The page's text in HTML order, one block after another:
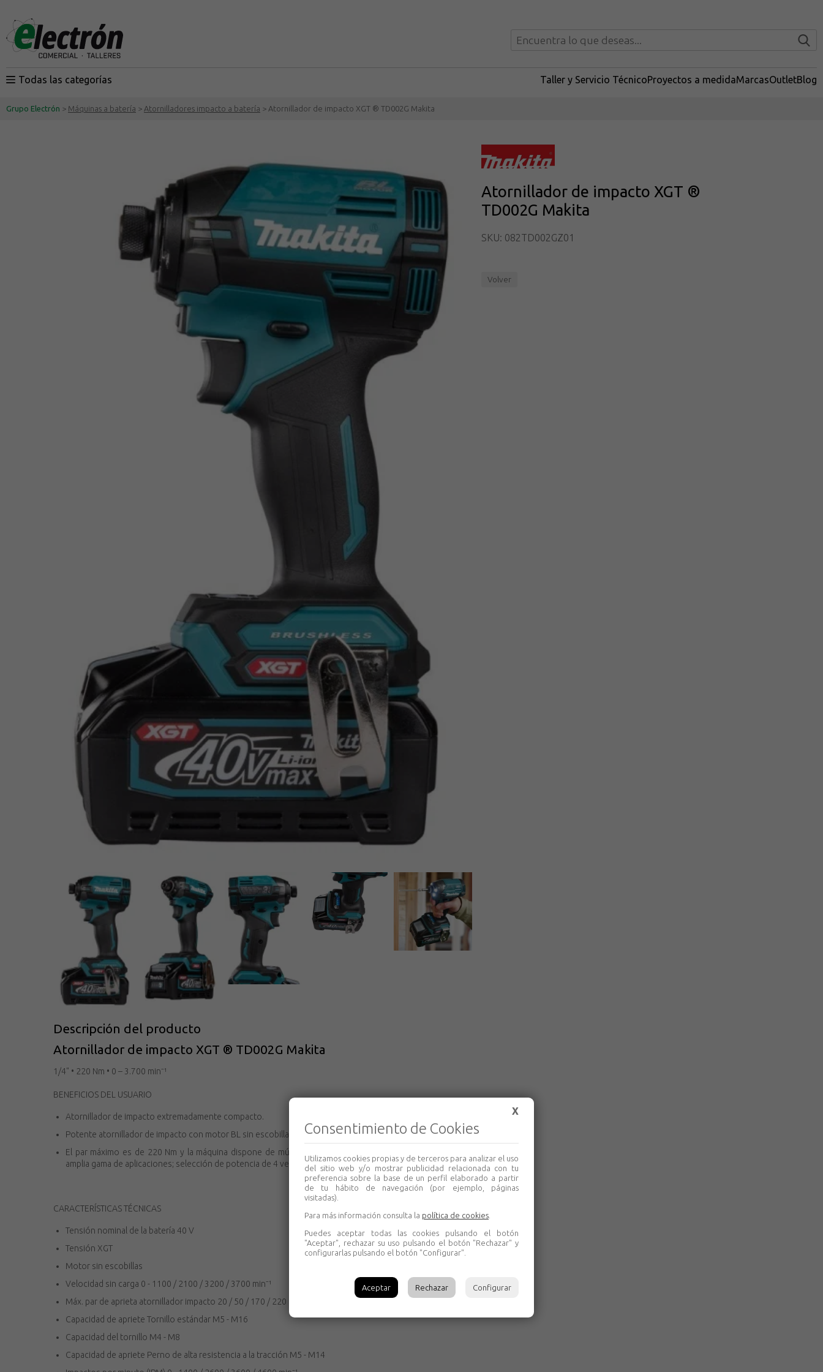
Todas las categorías Taller y Servicio TécnicoProyectos a medidaMarcasOutletBlog
Grupo Electrón > Máquinas a batería > Atornilladores impacto a batería > Atornillador de impacto XGT ® TD002G Makita
Atornillador de impacto XGT ®
TD002G Makita
SKU: 082TD002GZ01
Volver
Descripción del producto
Atornillador de impacto XGT ® TD002G Makita
1/4" • 220 Nm • 0 – 3.700 min⁻¹
BENEFICIOS DEL USUARIO
Atornillador de impacto extremadamente compacto.
Potente atornillador de impacto con motor BL sin escobillas.
El par máximo es de 220 Nm y la máquina dispone de múltiples modos de funcionamiento para una
amplia gama de aplicaciones; selección de potencia de 4 velocidades y 6 modos de asistencia.
CARACTERÍSTICAS TÉCNICAS
Tensión nominal de la batería 40 V
Tensión XGT
Motor sin escobillas
Velocidad sin carga 0 - 1100 / 2100 / 3200 / 3700 min⁻¹
Máx. par de aprieta atornillador impacto 20 / 50 / 170 / 220 Nm
Capacidad de apriete Tornillo estándar M5 - M16
Capacidad del tornillo M4 - M8
Capacidad de apriete Perno de alta resistencia a la tracción M5 - M14
X
Consentimiento de Cookies
Utilizamos cookies propias y de terceros para analizar el uso
del sitio web y/o mostrar publicidad relacionada con tu
preferencia sobre la base de un perfil elaborado a partir
de tu hábito de navegación (por ejemplo, páginas
visitadas).
Para más información consulta la política de cookies
Puedes aceptar todas las cookies pulsando el botón
"Aceptar", rechazar su uso pulsando el botón "Rechazar" y
configurarlas pulsando el botón "Configurar".
Aceptar Rechazar Configurar